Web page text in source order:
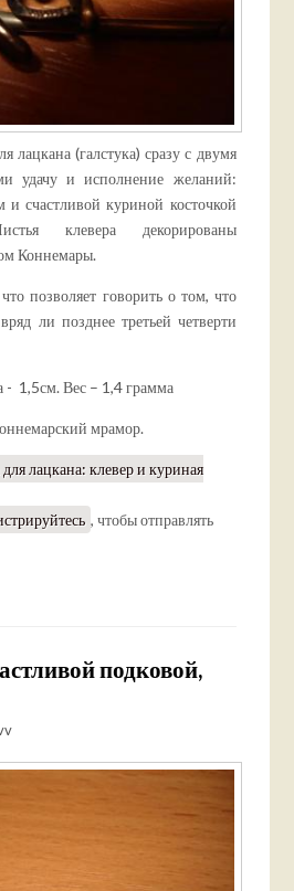
лацкана (галстука) сразу с двумя
удачу и исполнение желаний:
и счастливой куриной косточкой
клевера декорированы
Коннемары.
позволяет говорить о том, что
ли позднее третьей четверти
1,5см. Вес – 1,4 грамма
мрамор.
для лацкана: клевер и куриная
, чтобы отправлять
подковой,